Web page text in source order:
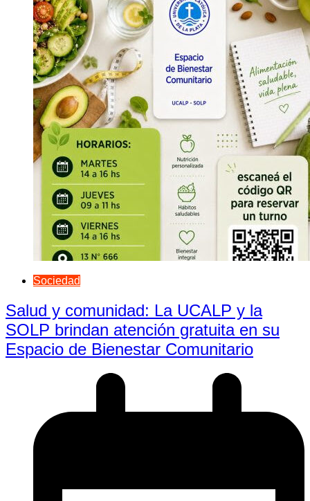
Sociedad
Salud y comunidad: La UCALP y la
SOLP brindan atención gratuita en su
Espacio de Bienestar Comunitario